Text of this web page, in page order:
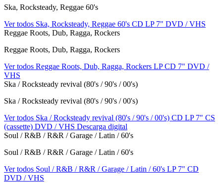
Ska, Rocksteady, Reggae 60's
Ver todos Ska, Rocksteady, Reggae 60's CD LP 7" DVD / VHS
Reggae Roots, Dub, Ragga, Rockers
Reggae Roots, Dub, Ragga, Rockers
Ver todos Reggae Roots, Dub, Ragga, Rockers LPCD 7" DVD /
VHS
Ska / Rocksteady revival (80's / 90's / 00's)
Ska / Rocksteady revival (80's / 90's / 00's)
Ver todos Ska / Rocksteady revival (80's / 90's / 00's) CD LP 7" CS
(cassette) DVD / VHS Descarga digital
Soul / R&B / R&R / Garage / Latin / 60's
Soul / R&B / R&R / Garage / Latin / 60's
Ver todos Soul / R&B / R&R / Garage / Latin / 60's LP 7" CD
DVD / VHS